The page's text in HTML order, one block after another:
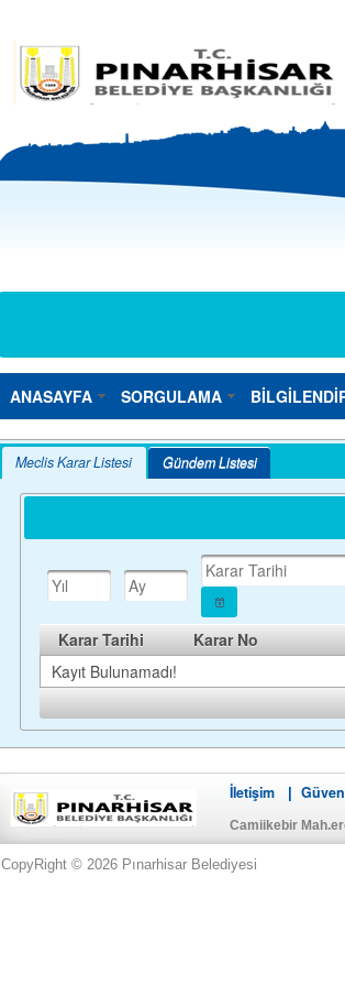
ANASAYFA SORGULAMA
Meclis Karar Listesi Gündem Listesi
Karar Tarihi Karar No
Kayıt Bulunamadı!
İletişim
Camiikebir
CopyRight © 2026 Pınarhisar Belediyesi